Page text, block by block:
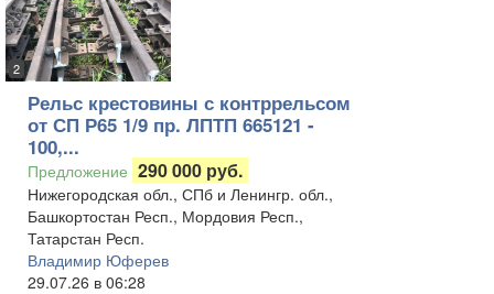
2
Рельс крестовины с контррельсом
от СП Р65 1/9 пр. ЛПТП 665121 -
100,...
Предложение 290 000 руб.
Нижегородская обл., СПб и Ленингр. обл.,
Башкортостан Респ., Мордовия Респ.,
Татарстан Респ.
Владимир Юферев
29.07.26 в 06:28